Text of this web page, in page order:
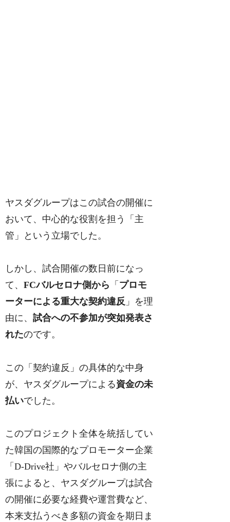
ヤスダグループはこの試合の開催に
おいて、中心的な役割を担う「主
管」という立場でした。
しかし、試合開催の数日前になっ
て、FCバルセロナ側から 「 プロモ
ーターによる重大な契約違反 」を理
由に、試合への不参加が突如発表さ
れたのです。
この「契約違反」の具体的な中身
が、ヤスダグループによる資金の未
払いでした。
このプロジェクト全体を統括してい
た韓国の国際的なプロモーター企業
「D-Drive社」やバルセロナ側の主
張によると、ヤスダグループは試合
の開催に必要な経費や運営費など、
本来支払うべき多額の資金を期日ま